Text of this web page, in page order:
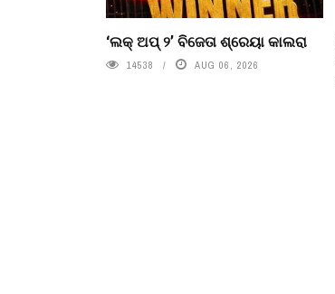
‘ଲକ୍ ଅପ୍ ୨’ ବିଜେତା ଶ୍ରେୟା କାଲରା
14538 AUG 06, 2026